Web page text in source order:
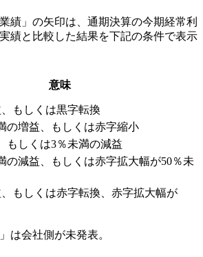
績」の矢印は、通期決算の今期経常利
績と比較した結果を下記の条件で表示
意味
もしくは黒字転換
の増益、もしくは赤字縮小
もしくは3％未満の減益
の減益、もしくは赤字拡大幅が50％未
もしくは赤字転換、赤字拡大幅が
は会社側が未発表。